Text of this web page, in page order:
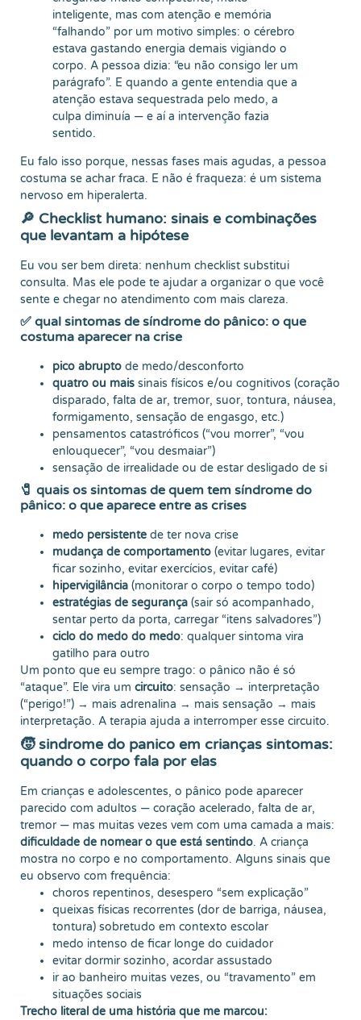
inteligente, mas com atenção e memória
“falhando” por um motivo simples: o cérebro
estava gastando energia demais vigiando o
corpo. A pessoa dizia: “eu não consigo ler um
parágrafo”. E quando a gente entendia que a
atenção estava sequestrada pelo medo, a
culpa diminuía — e aí a intervenção fazia
sentido.
Eu falo isso porque, nessas fases mais agudas, a pessoa
costuma se achar fraca. E não é fraqueza: é um sistema
nervoso em hiperalerta.
🔎 Checklist humano: sinais e combinações
que levantam a hipótese
Eu vou ser bem direta: nenhum checklist substitui
consulta. Mas ele pode te ajudar a organizar o que você
sente e chegar no atendimento com mais clareza.
✅ qual sintomas de síndrome do pânico: o que
costuma aparecer na crise
pico abrupto de medo/desconforto
quatro ou mais sinais físicos e/ou cognitivos (coração
disparado, falta de ar, tremor, suor, tontura, náusea,
formigamento, sensação de engasgo, etc.)
pensamentos catastróficos (“vou morrer”, “vou
enlouquecer”, “vou desmaiar”)
sensação de irrealidade ou de estar desligado de si
🧷 quais os sintomas de quem tem síndrome do
pânico: o que aparece entre as crises
medo persistente de ter nova crise
mudança de comportamento (evitar lugares, evitar
ficar sozinho, evitar exercícios, evitar café)
hipervigilância (monitorar o corpo o tempo todo)
estratégias de segurança (sair só acompanhado,
sentar perto da porta, carregar “itens salvadores”)
ciclo do medo do medo: qualquer sintoma vira
gatilho para outro
Um ponto que eu sempre trago: o pânico não é só
“ataque”. Ele vira um circuito: sensação → interpretação
(“perigo!”) → mais adrenalina → mais sensação → mais
interpretação. A terapia ajuda a interromper esse circuito.
🧒 sindrome do panico em crianças sintomas:
quando o corpo fala por elas
Em crianças e adolescentes, o pânico pode aparecer
parecido com adultos — coração acelerado, falta de ar,
tremor — mas muitas vezes vem com uma camada a mais:
dificuldade de nomear o que está sentindo. A criança
mostra no corpo e no comportamento. Alguns sinais que
eu observo com frequência:
choros repentinos, desespero “sem explicação”
queixas físicas recorrentes (dor de barriga, náusea,
tontura) sobretudo em contexto escolar
medo intenso de ficar longe do cuidador
evitar dormir sozinho, acordar assustado
ir ao banheiro muitas vezes, ou “travamento” em
situações sociais
Trecho literal de uma história que me marcou: